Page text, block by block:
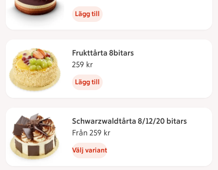
Lägg till
Frukttårta 8bitars
259 kr
Lägg till
Schwarzwaldtårta 8/12/20 bitars
Från 259 kr
Välj variant